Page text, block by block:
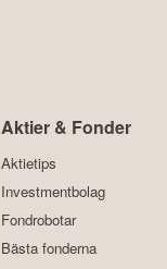
Aktier & Fonder
Aktietips
Investmentbolag
Fondrobotar
Bästa fonderna